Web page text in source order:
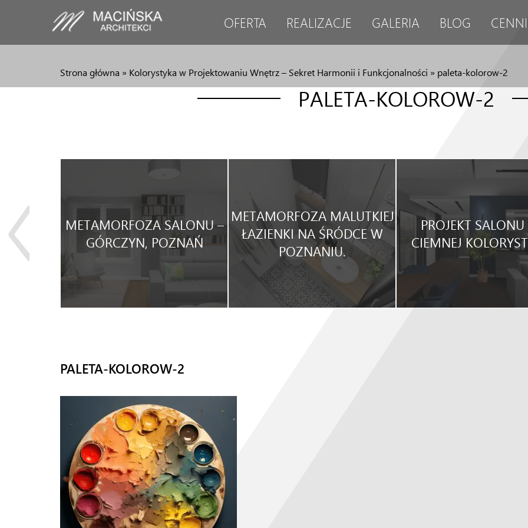
OFERTA REALIZACJE GALERIA BLOG
Strona główna » Kolorystyka w Projektowaniu Wnętrz – Sekret Harmonii i Funkcjonalności » paleta-kolorow-2
PALETA-KOLOROW-2
METAMORFOZA SALONU –
GÓRCZYN, POZNAŃ
METAMORFOZA MALUTKIEJ
ŁAZIENKI NA ŚRÓDCE W
POZNANIU.
PROJEKT
CIEMNEJ
PALETA-KOLOROW-2